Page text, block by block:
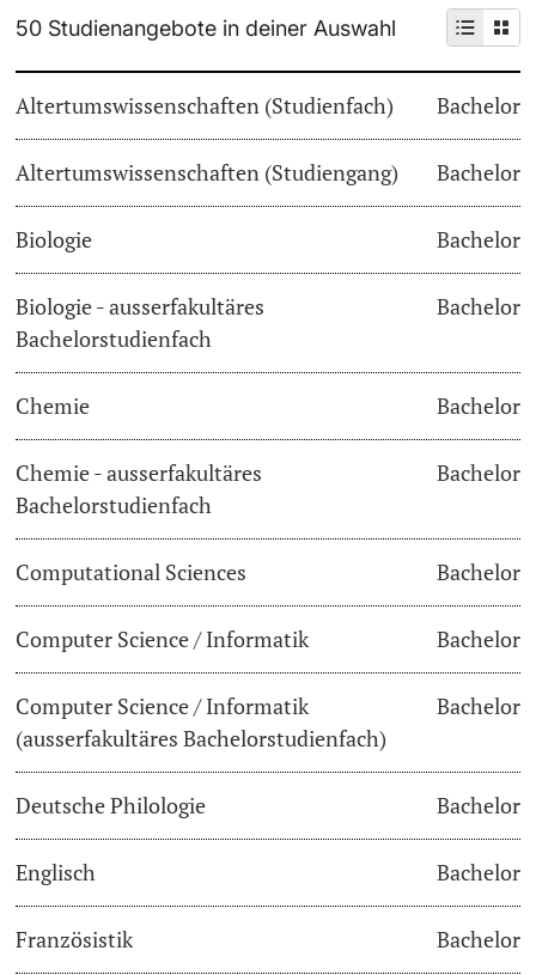
Doktorierende
Fördernde & Alumni
weitere Informationen
Dozierende
Informationen, Veranstaltungen & Schnuppern
Studienberatung
Studienfachberatung
Im Studium
Vorlesungsverzeichnis
Belegen
Termine & Fristen
Dokumente und Verifikation
«Start Smart»-Week
Mobilität
Campus Stories
Hörerinnen/Hörer
Weiterbildung
Universität
50 Studienangebote in deiner Auswahl
Altertumswissenschaften (Studienfach) Bachelor
Altertumswissenschaften (Studiengang) Bachelor
Biologie Bachelor
Biologie - ausserfakultäres
Bachelorstudienfach
Bachelor
Chemie Bachelor
Chemie - ausserfakultäres
Bachelorstudienfach
Bachelor
Computational Sciences Bachelor
Computer Science / Informatik Bachelor
Computer Science / Informatik
(ausserfakultäres Bachelorstudienfach)
Bachelor
Deutsche Philologie Bachelor
Englisch Bachelor
Französistik Bachelor